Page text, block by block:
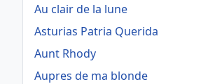
Au clair de la lune
Asturias Patria Querida
Aunt Rhody
Aupres de ma blonde